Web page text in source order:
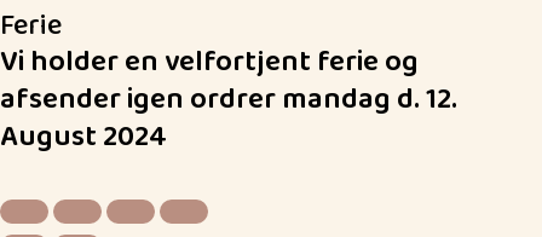
Ferie
Vi holder en velfortjent ferie og
afsender igen ordrer mandag d. 12.
August 2024